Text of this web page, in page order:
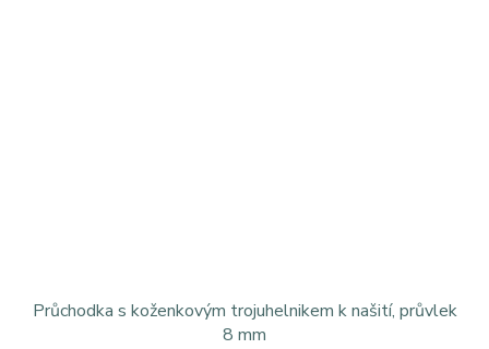
Průchodka s koženkovým trojuhelnikem k našití, průvlek
8 mm